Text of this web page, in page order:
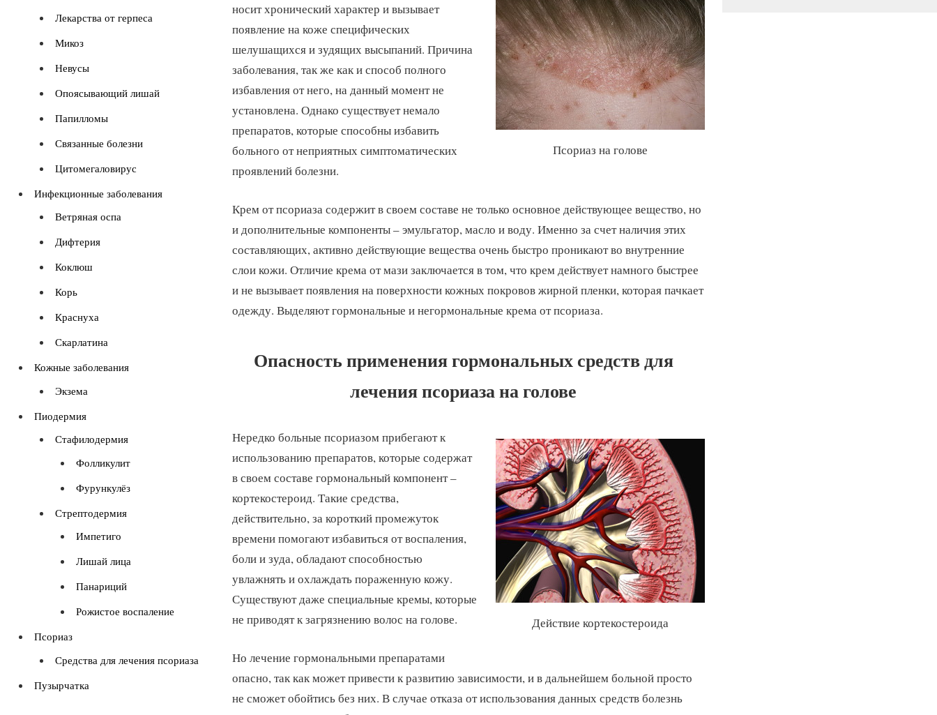
Псориаз на голове
носит хронический характер и вызывает
появление на коже специфических
шелушащихся и зудящих высыпаний. Причина
заболевания, так же как и способ полного
избавления от него, на данный момент не
установлена. Однако существует немало
препаратов, которые способны избавить
больного от неприятных симптоматических
проявлений болезни.
Крем от псориаза содержит в своем составе не только основное действующее вещество, но
и дополнительные компоненты – эмульгатор, масло и воду. Именно за счет наличия этих
составляющих, активно действующие вещества очень быстро проникают во внутренние
слои кожи. Отличие крема от мази заключается в том, что крем действует намного быстрее
и не вызывает появления на поверхности кожных покровов жирной пленки, которая пачкает
одежду. Выделяют гормональные и негормональные крема от псориаза.
Опасность применения гормональных средств для
лечения псориаза на голове
Действие кортекостероида
Нередко больные псориазом прибегают к
использованию препаратов, которые содержат
в своем составе гормональный компонент –
кортекостероид. Такие средства,
действительно, за короткий промежуток
времени помогают избавиться от воспаления,
боли и зуда, обладают способностью
увлажнять и охлаждать пораженную кожу.
Существуют даже специальные кремы, которые
не приводят к загрязнению волос на голове.
Но лечение гормональными препаратами
опасно, так как может привести к развитию зависимости, и в дальнейшем больной просто
не сможет обойтись без них. В случае отказа от использования данных средств болезнь
Лекарства от герпеса
Микоз
Невусы
Опоясывающий лишай
Папилломы
Связанные болезни
Цитомегаловирус
Инфекционные заболевания
Ветряная оспа
Дифтерия
Коклюш
Корь
Краснуха
Скарлатина
Кожные заболевания
Экзема
Пиодермия
Стафилодермия
Фолликулит
Фурункулёз
Стрептодермия
Импетиго
Лишай лица
Панариций
Рожистое воспаление
Псориаз
Средства для лечения псориаза
Пузырчатка